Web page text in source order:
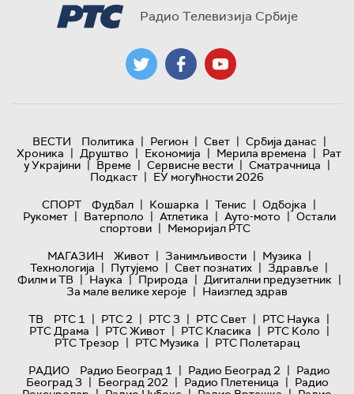
Радио Телевизија Србије
ВЕСТИ Политика | Регион | Свет | Србија данас |
Хроника | Друштво | Економија | Мерила времена | Рат
у Украјини | Време | Сервисне вести | Сматрачница |
Подкаст | ЕУ могућности 2026
СПОРТ
Фудбал | Кошарка | Тенис | Одбојка |
Рукомет | Ватерполо | Атлетика | Ауто-мото | Остали
спортови | Меморијал РТС
МАГАЗИН
Живот | Занимљивости | Музика |
Технологијa | Путујемо | Свет познатих | Здравље |
Филм и ТВ | Наука | Природа | Дигитални предузетник |
За мале велике хероје | Наизглед здрав
ТВ
РТС 1 | РТС 2 | РТС 3 | РТС Свет | РТС Наука |
РТС Драма | РТС Живот | РТС Класика | РТС Коло |
РТС Трезор | РТС Музика | РТС Полетарац
РАДИО
Радио Београд 1 | Радио Београд 2 | Радио
Београд 3 | Београд 202 | Радио Плетеница | Радио